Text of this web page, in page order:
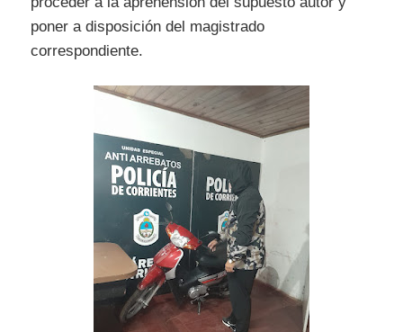
poner a disposición del magistrado
correspondiente.